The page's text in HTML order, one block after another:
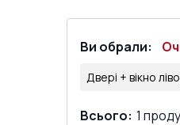
Ви обрали:
Двері + вікно
Всього: 1